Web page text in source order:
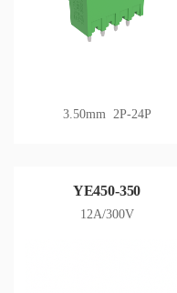
3.50mm 2P-24P
YE450-350
12A/300V